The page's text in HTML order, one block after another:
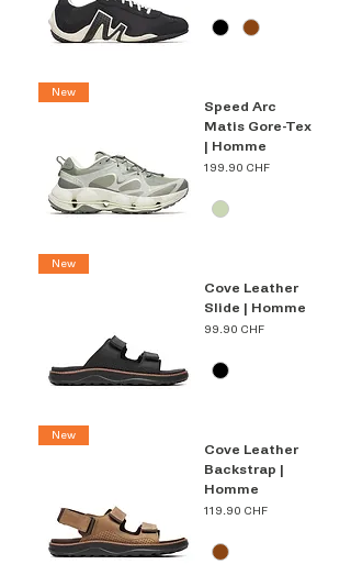
New
Speed Arc
Matis Gore-Tex
| Homme
Prix
199.90 CHF
New
Cove Leather
Slide | Homme
Prix
99.90 CHF
New
Cove Leather
Backstrap |
Homme
Prix
119.90 CHF